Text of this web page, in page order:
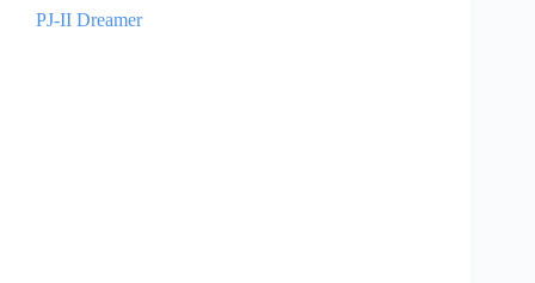
PJ-II Dreamer